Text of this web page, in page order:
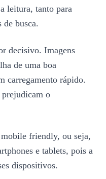
leitura, tanto para
de busca.
decisivo. Imagens
de uma boa
carregamento rápido.
prejudicam o
friendly, ou seja,
e tablets, pois a
dispositivos.